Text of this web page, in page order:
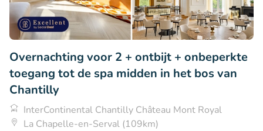
Overnachting voor 2 + ontbijt + onbeperkte
toegang tot de spa midden in het bos van
Chantilly
InterContinental Chantilly Château Mont Royal
La Chapelle-en-Serval (109km)